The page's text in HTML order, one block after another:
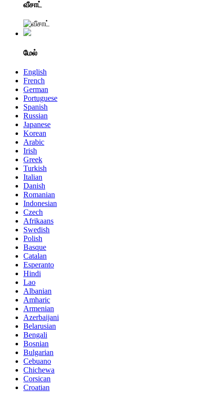
வீசாட்
மேல்
English
French
German
Portuguese
Spanish
Russian
Japanese
Korean
Arabic
Irish
Greek
Turkish
Italian
Danish
Romanian
Indonesian
Czech
Afrikaans
Swedish
Polish
Basque
Catalan
Esperanto
Hindi
Lao
Albanian
Amharic
Armenian
Azerbaijani
Belarusian
Bengali
Bosnian
Bulgarian
Cebuano
Chichewa
Corsican
Croatian